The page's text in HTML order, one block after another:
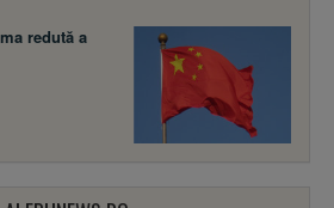
redută a